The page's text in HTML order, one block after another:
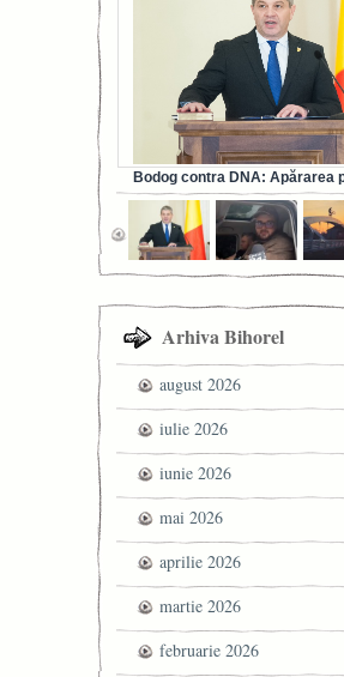
Bodog contra DNA: Apărarea
Facebook a fostului ministru al
Arhiva Bihorel
august 2026
iulie 2026
iunie 2026
mai 2026
aprilie 2026
martie 2026
februarie 2026